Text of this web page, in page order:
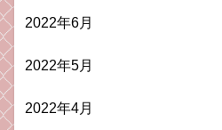
2022年6月
2022年5月
2022年4月